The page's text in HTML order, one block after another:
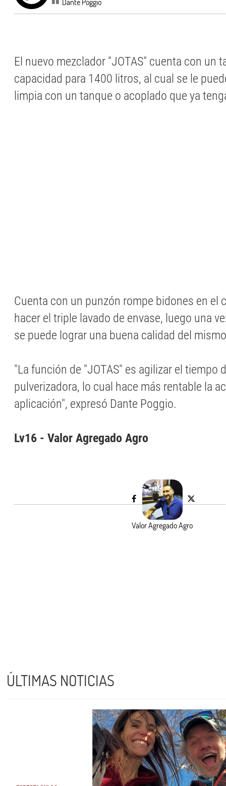
El nuevo mezclador "JOTAS" cuenta con un
capacidad para 1400 litros, al cual se le
limpia con un tanque o acoplado que ya
Cuenta con un punzón rompe bidones en el
hacer el triple lavado de envase, luego una
se puede lograr una buena calidad del
"La función de "JOTAS" es agilizar el tiempo
pulverizadora, lo cual hace más rentable la
aplicación", expresó Dante Poggio.
Lv16 - Valor Agregado Agro
Valor Agregado Agro
ÚLTIMAS NOTICIAS